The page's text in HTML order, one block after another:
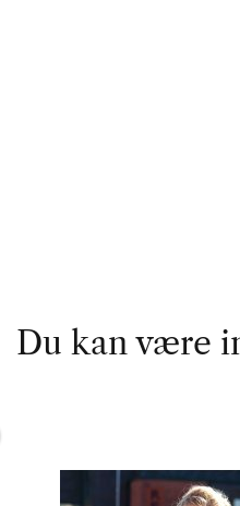
Du kan være